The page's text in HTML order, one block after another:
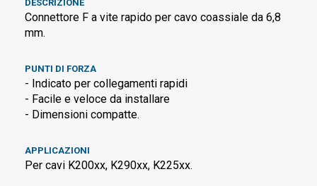
DESCRIZIONE
Connettore F a vite rapido per cavo coassiale da 6,8
mm.
PUNTI DI FORZA
- Indicato per collegamenti rapidi
- Facile e veloce da installare
- Dimensioni compatte.
APPLICAZIONI
Per cavi K200xx, K290xx, K225xx.